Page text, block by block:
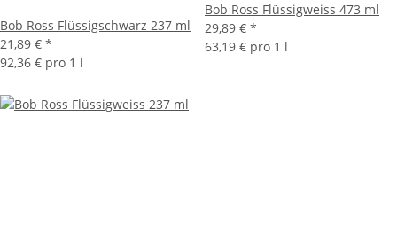
Bob Ross Flüssigschwarz 237 ml
21,89 € *
92,36 € pro 1 l
Bob Ross Flüssigweiss 473 ml
29,89 € *
63,19 € pro 1 l